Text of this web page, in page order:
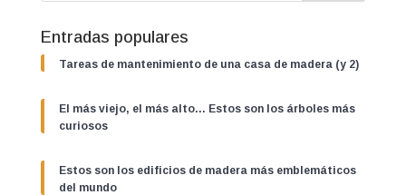
Entradas populares
Tareas de mantenimiento de una casa de madera (y 2)
El más viejo, el más alto… Estos son los árboles más
curiosos
Estos son los edificios de madera más emblemáticos
del mundo